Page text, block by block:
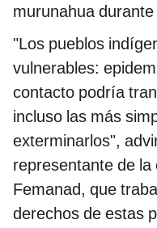
murunahua
"Los pueblos
vulnerables:
contacto podría
incluso las más
exterminarlos",
representante de
Femanad, que
derechos de estas